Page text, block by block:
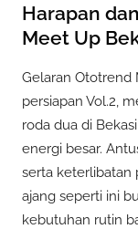
Harapan
Meet Up
Gelaran Ototrend
persiapan Vol.2,
roda dua di
energi besar.
serta keterlibatan
ajang seperti ini
kebutuhan rutin